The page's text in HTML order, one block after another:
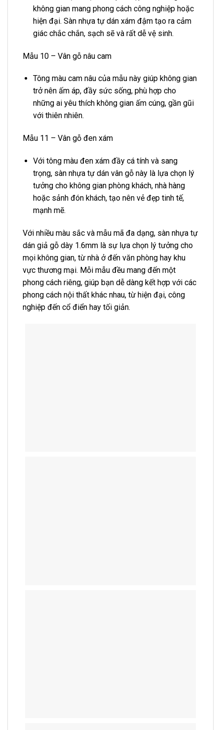
không gian mang phong cách công nghiệp hoặc
hiện đại. Sàn nhựa tự dán xám đậm tạo ra cảm
giác chắc chắn, sạch sẽ và rất dễ vệ sinh.
Mẫu 10 – Vân gỗ nâu cam
Tông màu cam nâu của mẫu này giúp không gian
trở nên ấm áp, đầy sức sống, phù hợp cho
những ai yêu thích không gian ấm cúng, gần gũi
với thiên nhiên.
Mẫu 11 – Vân gỗ đen xám
Với tông màu đen xám đầy cá tính và sang
trọng, sàn nhựa tự dán vân gỗ này là lựa chọn lý
tưởng cho không gian phòng khách, nhà hàng
hoặc sảnh đón khách, tạo nên vẻ đẹp tinh tế,
mạnh mẽ.
Với nhiều màu sắc và mẫu mã đa dạng, sàn nhựa tự
dán giả gỗ dày 1.6mm là sự lựa chọn lý tưởng cho
mọi không gian, từ nhà ở đến văn phòng hay khu
vực thương mại. Mỗi mẫu đều mang đến một
phong cách riêng, giúp bạn dễ dàng kết hợp với các
phong cách nội thất khác nhau, từ hiện đại, công
nghiệp đến cổ điển hay tối giản.